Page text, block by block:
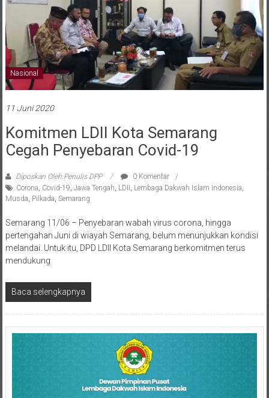
Nasional
11 Juni 2020
Komitmen LDII Kota Semarang
Cegah Penyebaran Covid-19
Diposkan Oleh:Penulis DPP
0 Komentar
Corona, Covid-19, Jawa Tengah, LDII , Lembaga Dakwah Islam Indonesia,
Musda, Pilkada, Semarang
Semarang 11/06 – Penyebaran wabah virus corona, hingga
pertengahan Juni di wiayah Semarang, belum menunjukkan kondisi
melandai. Untuk itu, DPD LDII Kota Semarang berkomitmen terus
mendukung
Baca selengkapnya